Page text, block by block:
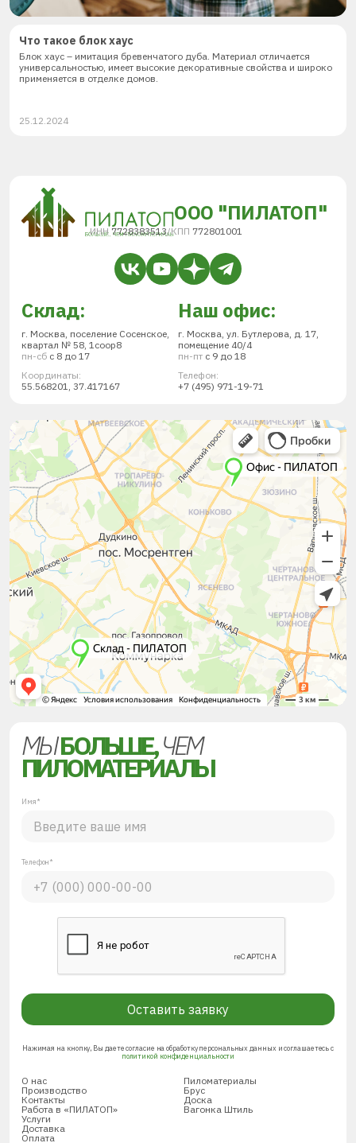
Что такое блок хаус
Блок хаус – имитация бревенчатого дуба. Материал отличается
универсальностью, имеет высокие декоративные свойства и широко
применяется в отделке домов.
25.12.2024
ООО "ПИЛАТОП"
ИНН 7728383513/КПП 772801001
Склад:
г. Москва, поселение Сосенское,
квартал № 58, 1соор8
пн-сб с 8 до 17
Координаты:
55.568201, 37.417167
Наш офис:
г. Москва, ул. Бутлерова, д. 17,
помещение 40/4
пн-пт с 9 до 18
Телефон:
+7 (495) 971-19-71
МЫБОЛЬШЕ,ЧЕМ
ПИЛОМАТЕРИАЛЫ
Имя*
Телефон*
Оставить заявку
Нажимая на кнопку, Вы даете согласие на обработку персональных данных и соглашаетесь с
политикой конфиденциальности
О нас
Производство
Контакты
Работа в «ПИЛАТОП»
Услуги
Доставка
Оплата
Пиломатериалы
Брус
Доска
Вагонка Штиль